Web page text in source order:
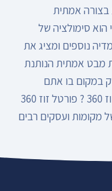
לראות בצורה אמתית
הוא סימולציה של
נוספים ומציג את
מבט אמתית הנותנת
במקום בו אתם
צופים. מה תוכלו לראות בפורטל זוז 360 ? פורטל זוז 360
מקומות ועסקים רבים